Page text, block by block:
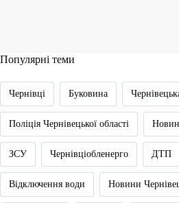
Популярні теми
Чернівці Буковина
Поліція Чернівецької області
ЗСУ Чернівціобленерго ДТП
Відключення води Новини